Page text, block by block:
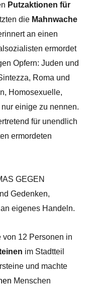
Putzaktionen für
die Mahnwache
an einen
ermordet
Opfern: Juden und
Roma und
Homosexuelle,
einige zu nennen.
für unendlich
ermordeten
GEGEN
Gedenken,
eigenes Handeln.
von 12 Personen in
im Stadtteil
und machte
Menschen